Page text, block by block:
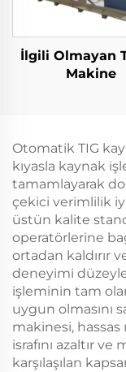
İlgili Olmayan
Makine
Otomatik TIG
kıyasla kaynak
tamamlayarak
çekici verimlilik
üstün kalite
operatörlerine
ortadan kaldırır
deneyimi
işleminin tam
uygun olmasını
makinesi, hassas
israfını azaltır
karşılaşılan